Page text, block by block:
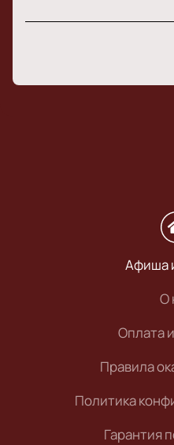
Афиша
О
Оплата
Правила
Политика
Гарантия